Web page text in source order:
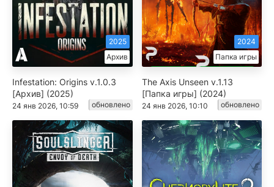
Архив
2025
Infestation: Origins v.1.0.3
[Архив] (2025)
24 янв 2026, 10:59 обновлено
Папка игры
2024
The Axis Unseen v.1.13
[Папка игры] (2024)
24 янв 2026, 10:10 обновлено